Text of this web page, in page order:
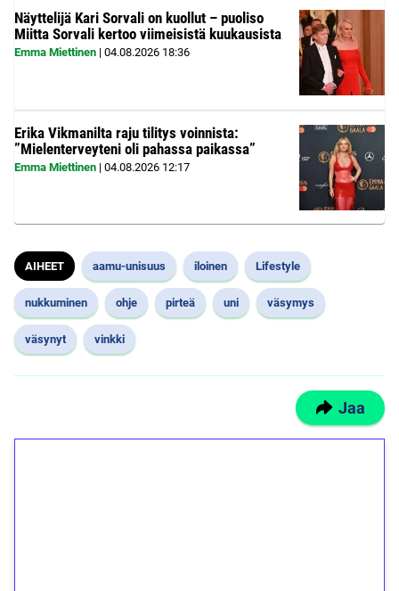
Näyttelijä Kari Sorvali on kuollut – puoliso
Miitta Sorvali kertoo viimeisistä kuukausista
Emma Miettinen | 04.08.2026 18:36
Erika Vikmanilta raju tilitys voinnista:
”Mielenterveyteni oli pahassa paikassa”
Emma Miettinen | 04.08.2026 12:17
AIHEET aamu-unisuus iloinen Lifestyle
nukkuminen ohje pirteä uni väsymys
väsynyt vinkki
Jaa